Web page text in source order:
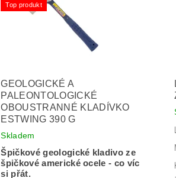
Top produkt
GEOLOGICKÉ A
PALEONTOLOGICKÉ
OBOUSTRANNÉ KLADÍVKO
ESTWING 390 G
Skladem
Špičkové geologické kladivo ze
špičkové americké ocele - co víc
si přát.